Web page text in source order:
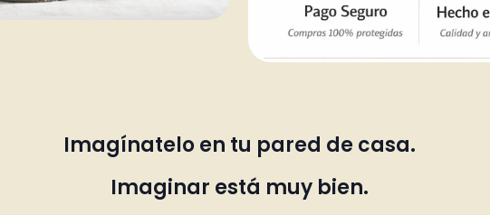
Imagínatelo en tu pared de casa.
Imaginar está muy bien.